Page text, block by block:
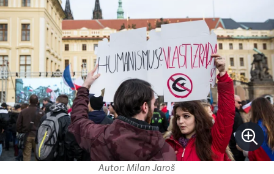
Autor: Milan Jaroš